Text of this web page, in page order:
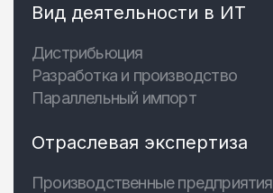
Вид деятельности в ИТ
Дистрибьюция
Разработка и производство
Параллельный импорт
Отраслевая экспертиза
Производственные предприятия